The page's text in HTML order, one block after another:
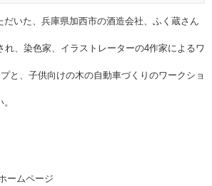
いた、兵庫県加西市の酒造会社、ふく蔵さん
、染色家、イラストレーターの4作家によるワ
と、子供向けの木の自動車づくりのワークショ
ームページ